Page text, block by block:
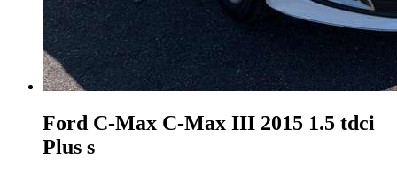
Ford C-Max C-Max III 2015 1.5 tdci
Plus s